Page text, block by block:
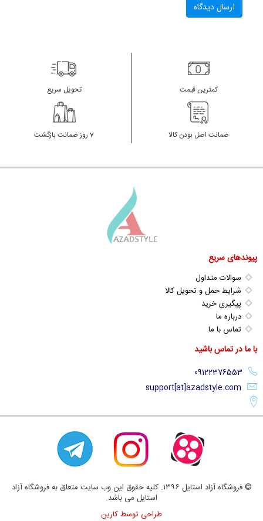
کمترین قیمت تحویل سریع
ضمانت اصل بودن کالا 7 روز ضمانت بازگشت
پیوندهای سریع
سوالات متداول
شرایط حمل و تحویل کالا
پیگیری خرید
درباره ما
تماس با ما
با ما در تماس باشید
support[at]azadstyle.com
© فروشگاه آزاد استایل ۱۳۹۶. کلیه حقوق این وب سایت متعلق به فروشگاه آزاد
استایل می باشد.
طراحی توسط کارین